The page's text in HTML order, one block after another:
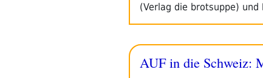
(Verlag die brotsuppe)
AUF in die Schweiz: